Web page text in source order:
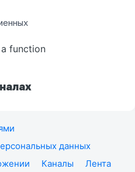
function
данных
Каналы
Лента